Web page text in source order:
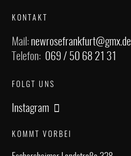
KONTAKT
Mail: newrosefrankfurt@gmx.de
Telefon: 069 / 50 68 21 31
FOLGT UNS
Instagram
KOMMT VORBEI